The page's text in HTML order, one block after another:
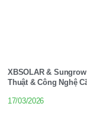
XBSOLAR &
Thuật & Công Nghệ
17/03/2026